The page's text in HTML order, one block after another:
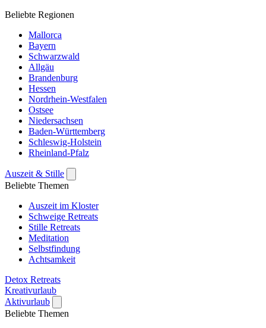
Beliebte Regionen
Mallorca
Bayern
Schwarzwald
Allgäu
Brandenburg
Hessen
Nordrhein-Westfalen
Ostsee
Niedersachsen
Baden-Württemberg
Schleswig-Holstein
Rheinland-Pfalz
Auszeit & Stille
Beliebte Themen
Auszeit im Kloster
Schweige Retreats
Stille Retreats
Meditation
Selbstfindung
Achtsamkeit
Detox Retreats
Kreativurlaub
Aktivurlaub
Beliebte Themen